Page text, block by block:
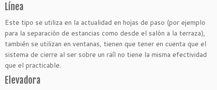
Línea
Este tipo se utiliza en la actualidad en hojas de paso (por ejemplo
para la separación de estancias como desde el salón a la terraza),
también se utilizan en ventanas, tienen que tener en cuenta que el
sistema de cierre al ser sobre un raíl no tiene la misma efectividad
que el practicable.
Elevadora